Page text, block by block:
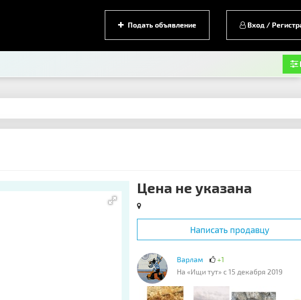
Подать объявление Вход /
Цена не указана
Написать продавцу
Варлам
+1
На «Ищи тут» с 15 декабря 2019